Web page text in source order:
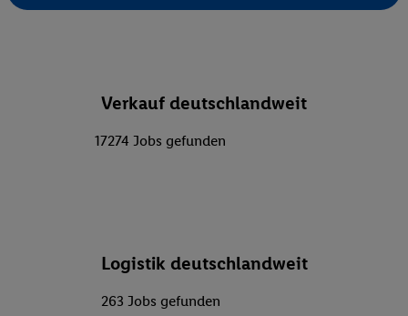
Verkauf deutschlandweit
17274 Jobs gefunden
Logistik deutschlandweit
263 Jobs gefunden